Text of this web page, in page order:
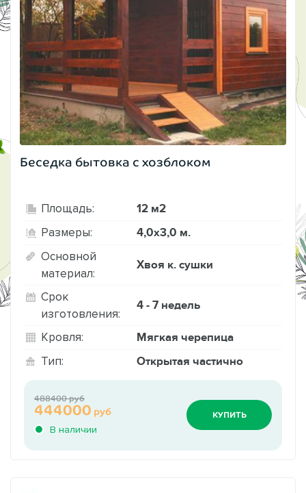
Беседка бытовка с хозблоком
Площадь: 12 м2
Размеры: 4,0х3,0 м.
Основной
материал:
Хвоя к. сушки
Срок
изготовления:
4 - 7 недель
Кровля: Мягкая черепица
Тип: Открытая частично
В наличии
444000 руб
488400 руб
КУПИТЬ